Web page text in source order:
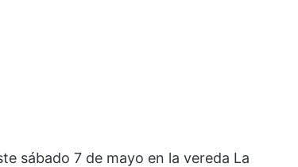
sábado 7 de mayo en la vereda La